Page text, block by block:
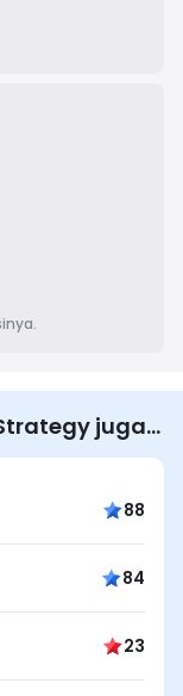
juga
88
84
23